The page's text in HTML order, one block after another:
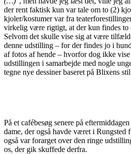
der rent faktisk kun var tale om to (2)
kjoler/kostumer var fra
virkelig være rigtigt, at der kun findes to
Selvom det skulle vise sig at være
denne udstilling – for der findes jo i
af fotos af hende – hvorfor dog ikke
udstillingen i samarbejde med nogle
tegne nye dessiner baseret på Blixens
På et cafébesøg senere på
dame, der også havde været i Rungsted
også var forarget over den ringe
os, der gik skuffede derfra.